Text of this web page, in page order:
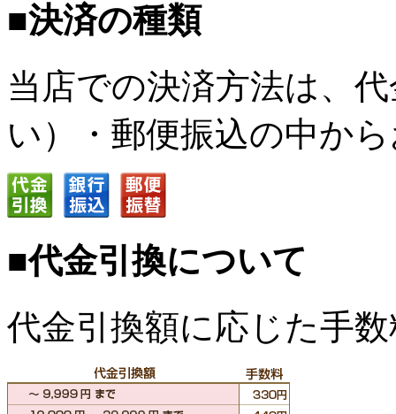
■決済の種類
当店での決済方法は、
い）・郵便振込の中か
■代金引換について
代金引換額に応じた手